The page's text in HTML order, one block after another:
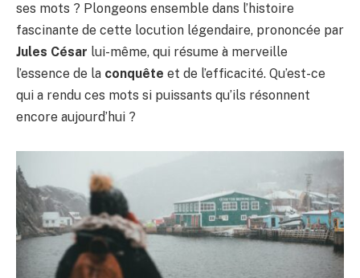
ses mots ? Plongeons ensemble dans l’histoire
fascinante de cette locution légendaire, prononcée par
Jules César lui-même, qui résume à merveille
l’essence de la conquête et de l’efficacité. Qu’est-ce
qui a rendu ces mots si puissants qu’ils résonnent
encore aujourd’hui ?